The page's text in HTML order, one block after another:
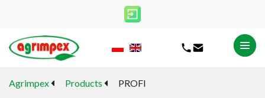
Agrimpex Products PROFI